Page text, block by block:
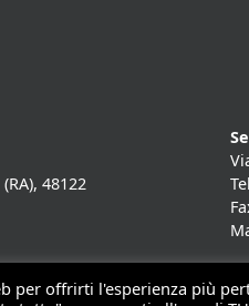
48122
per offrirti l'esperienza più